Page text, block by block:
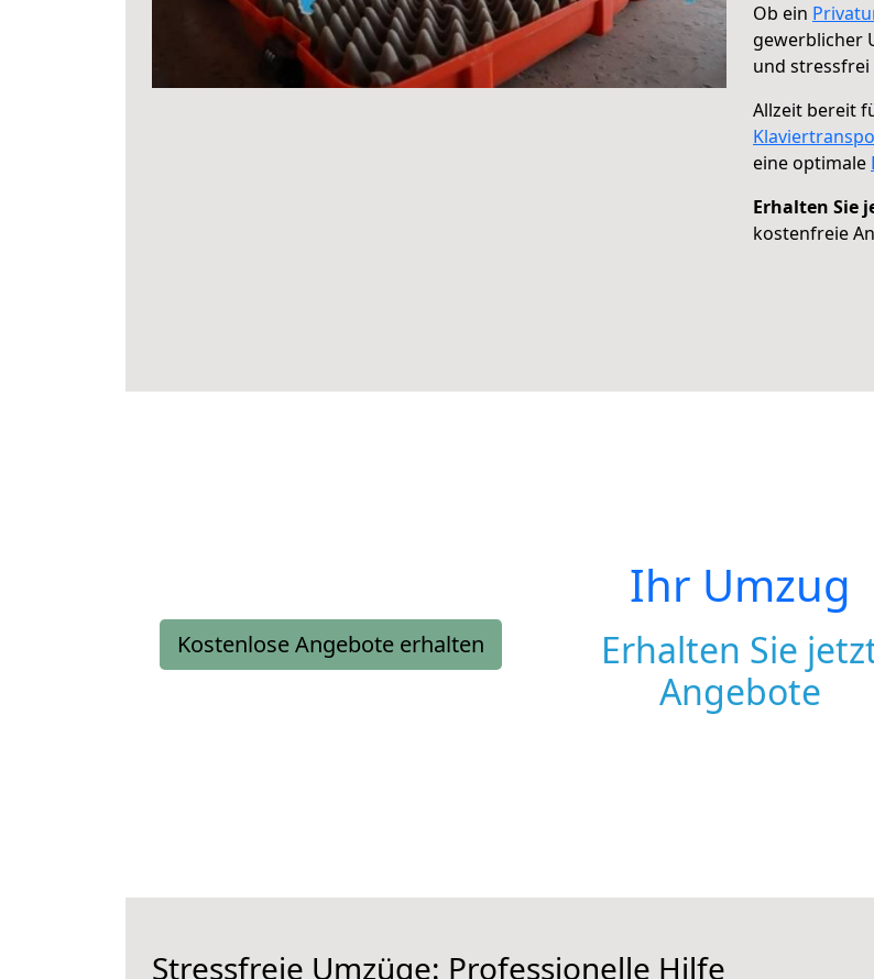
Ob ein
gewerblicher
und
Allzeit bereit
eine optimale
Erhalten Sie
kostenfreie
Kostenlose Angebote erhalten
Ihr Umzug
Erhalten Sie
Angebote
Stressfreie Umzüge: Professionelle Hilfe